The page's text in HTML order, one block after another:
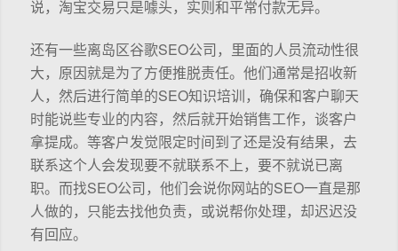
说，淘宝交易只是噱头，实则和平常付款无异。
还有一些离岛区谷歌SEO公司，里面的人员流动性很
大，原因就是为了方便推脱责任。他们通常是招收新
人，然后进行简单的SEO知识培训，确保和客户聊天
时能说些专业的内容，然后就开始销售工作，谈客户
拿提成。等客户发觉限定时间到了还是没有结果，去
联系这个人会发现要不就联系不上，要不就说已离
职。而找SEO公司，他们会说你网站的SEO一直是那
人做的，只能去找他负责，或说帮你处理，却迟迟没
有回应。